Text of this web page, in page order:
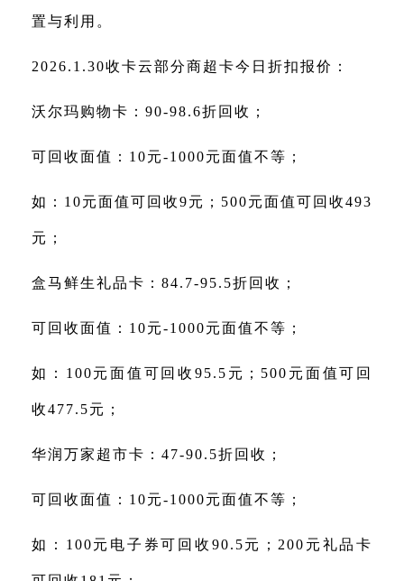
置与利用。
2026.1.30收卡云部分商超卡今日折扣报价：
沃尔玛购物卡：90-98.6折回收；
可回收面值：10元-1000元面值不等；
如：10元面值可回收9元；500元面值可回收493
元；
盒马鲜生礼品卡：84.7-95.5折回收；
可回收面值：10元-1000元面值不等；
如：100元面值可回收95.5元；500元面值可回
收477.5元；
华润万家超市卡：47-90.5折回收；
可回收面值：10元-1000元面值不等；
如：100元电子券可回收90.5元；200元礼品卡